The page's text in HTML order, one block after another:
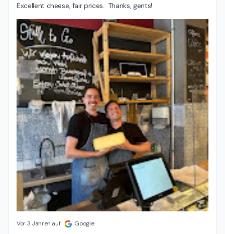
Excellent cheese, fair prices.  Thanks, gents!
Vor 3 Jahren auf Google